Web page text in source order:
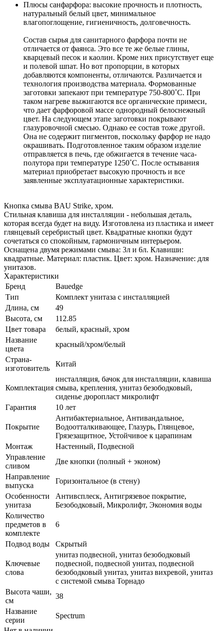
Плюсы санфарфора: высокие прочность и плотность,
натуральный белый цвет, минимальное
влагопоглощение, гигиеничность, долговечность.
Состав сырья для санитарного фарфора почти не
отличается от фаянса. Это все те же белые глины,
кварцевый песок и каолин. Кроме них присутствует еще
и полевой шпат. Но вот пропорции, в которых
добавляются компоненты, отличаются. Различается и
технология производства материала. Формованные
заготовки запекают при температуре 750-800˚С. При
таком нагреве выжигаются все органические примеси,
что дает фарфоровой массе однородный белоснежный
цвет. На следующем этапе заготовки покрывают
глазуровочной смесью. Однако ее состав тоже другой.
Она не содержит пигментов, поскольку фарфор не надо
окрашивать. Подготовленное таким образом изделие
отправляется в печь, где обжигается в течение часа-
полутора при температуре 1250˚С. После остывания
материал приобретает высокую прочность и все
заявленные эксплуатационные характеристики.
Кнопка смыва BAU Strike, хром.
Стильная клавиша для инсталляции - небольшая деталь,
которая всегда будет на виду. Изготовлена из пластика и имеет
глянцевый серебристый цвет. Квадратные кнопки будут
сочетаться со спокойным, гармоничным интерьером.
Оснащена двумя режимами смыва: 3л и 6л. Клавиши:
квадратные. Материал: пластик. Цвет: хром. Назначение: для
унитазов.
Характеристики
Бренд
Bauedge
Тип
Комплект унитаза c инсталляцией
Длина, см
49
Высота, см
112.85
Цвет товара
белый, красный, хром
Название
цвета
красный/хром/белый
Страна-
изготовитель
Китай
Комплектация
инсталляция, бачок для инсталляции, клавиша
смыва, крепления, унитаз безободковый,
сиденье дюропласт микролифт
Гарантия
10 лет
Покрытие
Антибактериальное, Антивандальное,
Водоотталкивающее, Глазурь, Глянцевое,
Грязезащитное, Устойчивое к царапинам
Монтаж
Настенный, Подвесной
Управление
сливом
Две кнопки (полный + эконом)
Направление
выпуска
Горизонтальное (в стену)
Особенности
унитаза
Антивсплеск, Антигрязевое покрытие,
Безободковый, Микролифт, Экономия воды
Количество
предметов в
комплекте
6
Подвод воды Скрытый
Ключевые
слова
унитаз подвесной, унитаз безободковый
подвесной, подвесной унитаз, подвесной
безободковый унитаз, унитаз вихревой, унитаз
с системой смыва Торнадо
Высота чаши,
см
38
Название
серии
Spectrum